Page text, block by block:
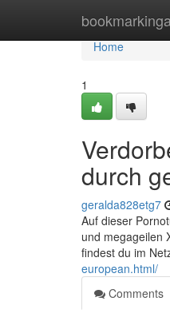
Home
Home
1
durch
geralda828etg7
Auf dieser
und megageilen
findest du im
european.html/
Comments